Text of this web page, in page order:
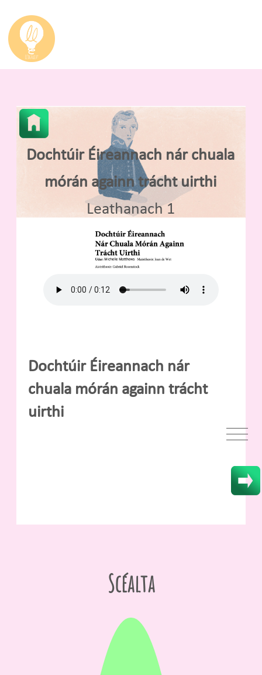
Dochtúir Éireannach nár chuala
mórán againn trácht uirthi
Leathanach 1
Dochtúir Éireannach nár
chuala mórán againn trácht
uirthi
Scéalta